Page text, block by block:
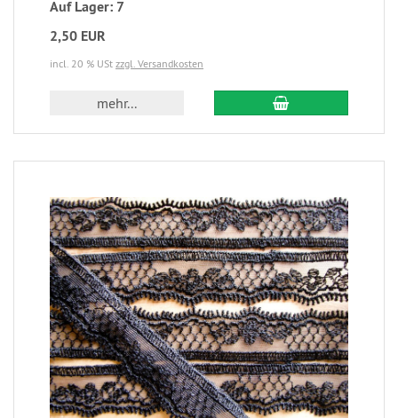
Auf Lager: 7
2,50 EUR
incl. 20 % USt zzgl. Versandkosten
mehr...